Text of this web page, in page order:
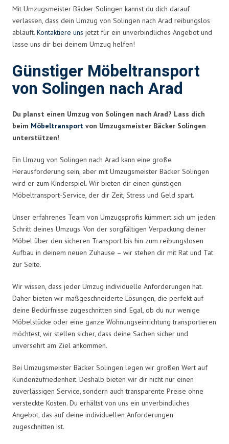
Mit Umzugsmeister Bäcker Solingen kannst du dich darauf
verlassen, dass dein Umzug von Solingen nach Arad reibungslos
abläuft. Kontaktiere uns jetzt für ein unverbindliches Angebot und
lasse uns dir bei deinem Umzug helfen!
Günstiger Möbeltransport
von Solingen nach Arad
Du planst einen Umzug von Solingen nach Arad? Lass dich
beim Möbeltransport von Umzugsmeister Bäcker Solingen
unterstützen!
Ein Umzug von Solingen nach Arad kann eine große
Herausforderung sein, aber mit Umzugsmeister Bäcker Solingen
wird er zum Kinderspiel. Wir bieten dir einen günstigen
Möbeltransport-Service, der dir Zeit, Stress und Geld spart.
Unser erfahrenes Team von Umzugsprofis kümmert sich um jeden
Schritt deines Umzugs. Von der sorgfältigen Verpackung deiner
Möbel über den sicheren Transport bis hin zum reibungslosen
Aufbau in deinem neuen Zuhause – wir stehen dir mit Rat und Tat
zur Seite.
Wir wissen, dass jeder Umzug individuelle Anforderungen hat.
Daher bieten wir maßgeschneiderte Lösungen, die perfekt auf
deine Bedürfnisse zugeschnitten sind. Egal, ob du nur wenige
Möbelstücke oder eine ganze Wohnungseinrichtung transportieren
möchtest, wir stellen sicher, dass deine Sachen sicher und
unversehrt am Ziel ankommen.
Bei Umzugsmeister Bäcker Solingen legen wir großen Wert auf
Kundenzufriedenheit. Deshalb bieten wir dir nicht nur einen
zuverlässigen Service, sondern auch transparente Preise ohne
versteckte Kosten. Du erhältst von uns ein unverbindliches
Angebot, das auf deine individuellen Anforderungen
zugeschnitten ist.